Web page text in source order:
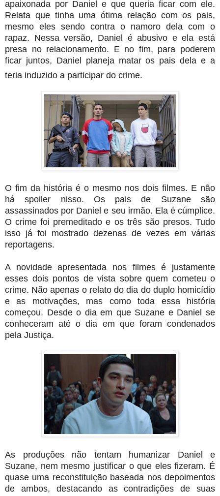
apaixonada por Daniel e que queria ficar com ele.
Relata que tinha uma ótima relação com os pais,
mesmo eles sendo contra o namoro dela com o
rapaz. Nessa versão, Daniel é abusivo e ela está
presa no relacionamento. E no fim, para poderem
ficar juntos, Daniel planeja matar os pais dela e a
teria induzido a participar do crime.
O fim da história é o mesmo nos dois filmes. E não
há spoiler nisso. Os pais de Suzane são
assassinados por Daniel e seu irmão. Ela é cúmplice.
O crime foi premeditado e os três são presos. Tudo
isso já foi mostrado dezenas de vezes em várias
reportagens.
A novidade apresentada nos filmes é justamente
esses dois pontos de vista sobre quem cometeu o
crime. Não apenas o relato do dia do duplo homicídio
e as motivações, mas como toda essa história
começou. Desde o dia em que Suzane e Daniel se
conheceram até o dia em que foram condenados
pela Justiça.
As produções não tentam humanizar Daniel e
Suzane, nem mesmo justificar o que eles fizeram. É
quase uma reconstituição baseada nos depoimentos
de ambos, destacando as contradições de suas